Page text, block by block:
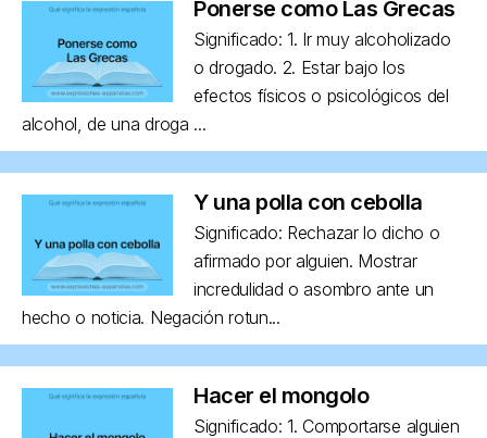
Ponerse como Las Grecas
Significado: 1. Ir muy alcoholizado
o drogado. 2. Estar bajo los
efectos físicos o psicológicos del
alcohol, de una droga ...
Y una polla con cebolla
Significado: Rechazar lo dicho o
afirmado por alguien. Mostrar
incredulidad o asombro ante un
hecho o noticia. Negación rotun...
Hacer el mongolo
Significado: 1. Comportarse alguien